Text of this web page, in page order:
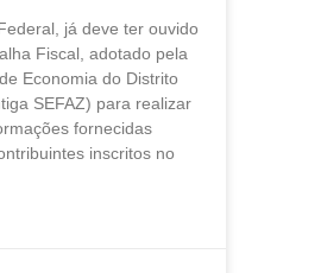
já deve ter ouvido
Fiscal, adotado pela
Economia do Distrito
SEFAZ) para realizar
fornecidas
inscritos no